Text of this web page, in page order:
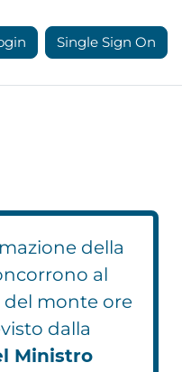
Single Sign On
della
al
monte ore
dalla
Ministro